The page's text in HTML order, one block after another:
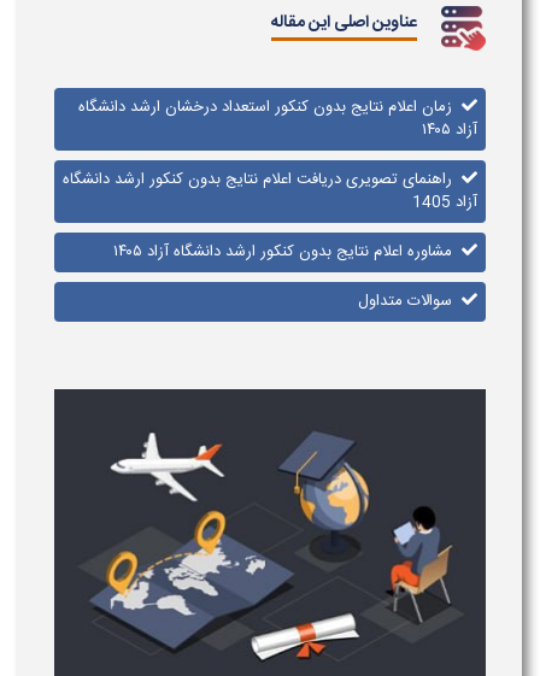
عناوین اصلی این مقاله
زمان اعلام نتایج بدون کنکور استعداد درخشان ارشد دانشگاه
آزاد ۱۴۰۵
راهنمای تصویری دریافت اعلام نتایج بدون کنکور ارشد دانشگاه
آزاد 1405
مشاوره اعلام نتایج بدون کنکور ارشد دانشگاه آزاد ۱۴۰۵
سوالات متداول